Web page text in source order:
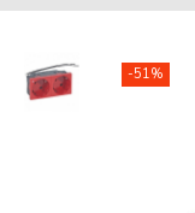
-51%